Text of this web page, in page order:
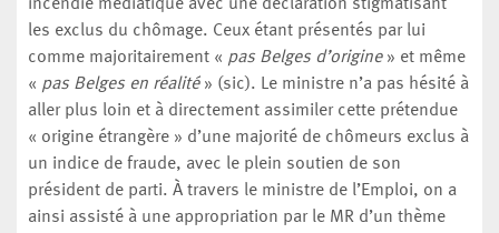
incendie médiatique avec une déclaration stigmatisant
les exclus du chômage. Ceux étant présentés par lui
comme majoritairement « pas Belges d’origine» et même
« pas Belges en réalité» (sic). Le ministre n’a pas hésité à
aller plus loin et à directement assimiler cette prétendue
« origine étrangère » d’une majorité de chômeurs exclus à
un indice de fraude, avec le plein soutien de son
président de parti. À travers le ministre de l’Emploi, on a
ainsi assisté à une appropriation par le MR d’un thème